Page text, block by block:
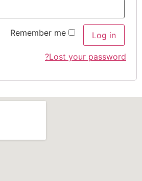
Remember me Log in
Lost your password?